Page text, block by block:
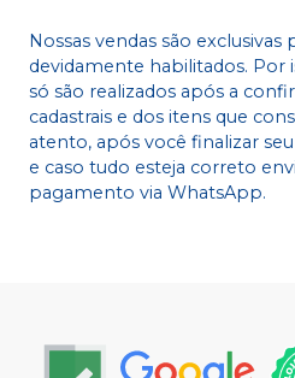
Nossas vendas são
devidamente habilitados. Por
só são realizados após a
cadastrais e dos itens que
atento, após você finalizar
e caso tudo esteja correto
pagamento via WhatsApp.